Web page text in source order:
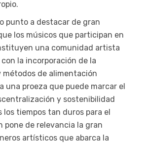
punto a destacar de gran
los músicos que participan en
una comunidad artista
la incorporación de la
métodos de alimentación
una proeza que puede marcar el
y sostenibilidad
los tiempos tan duros para el
pone de relevancia la gran
artísticos que abarca la